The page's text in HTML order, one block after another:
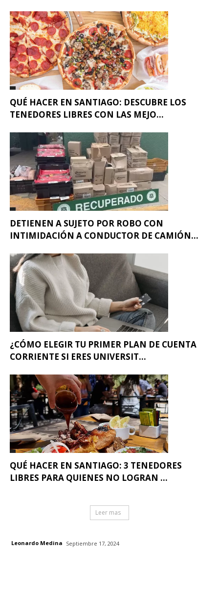
QUÉ HACER EN SANTIAGO: DESCUBRE LOS
TENEDORES LIBRES CON LAS MEJO...
DETIENEN A SUJETO POR ROBO CON
INTIMIDACIÓN A CONDUCTOR DE CAMIÓN...
¿CÓMO ELEGIR TU PRIMER PLAN DE CUENTA
CORRIENTE SI ERES UNIVERSIT...
QUÉ HACER EN SANTIAGO: 3 TENEDORES
LIBRES PARA QUIENES NO LOGRAN ...
Leer mas
Leonardo Medina Septiembre 17, 2024